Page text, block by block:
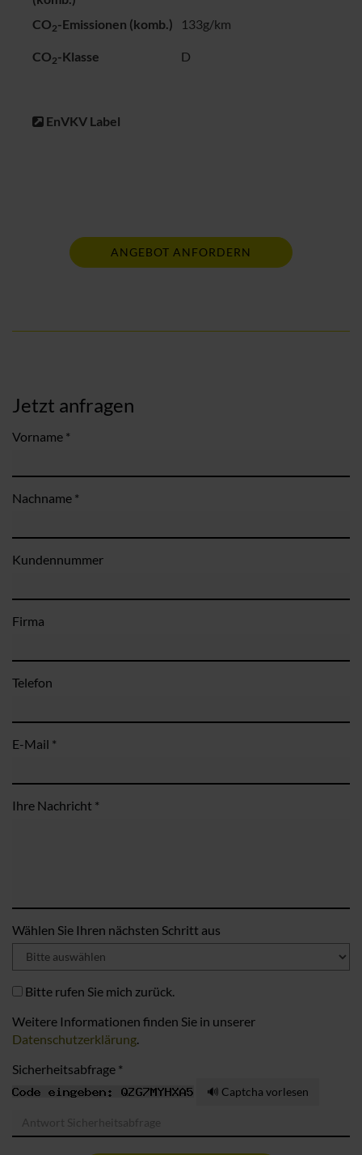
CO2-Emissionen (komb.) 133g/km
CO2-Klasse D
EnVKV Label
ANGEBOT ANFORDERN
Jetzt anfragen
Vorname *
Nachname *
Kundennummer
Firma
Telefon
E-Mail *
Ihre Nachricht *
Wählen Sie Ihren nächsten Schritt aus
Bitte rufen Sie mich zurück.
Weitere Informationen finden Sie in unserer
Datenschutzerklärung.
Sicherheitsabfrage *
🔊 Captcha vorlesen